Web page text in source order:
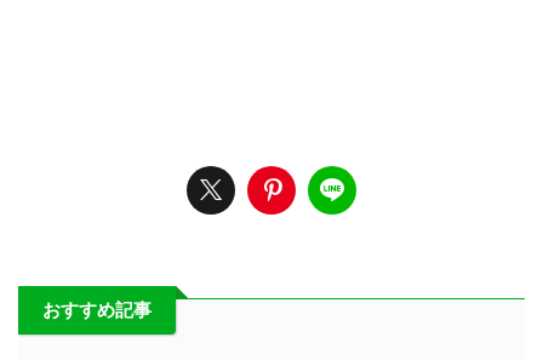
おすすめ記事